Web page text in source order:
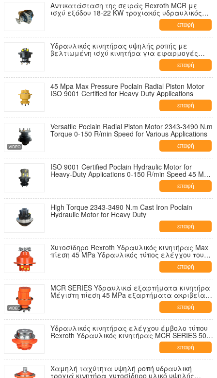
Αντικατάσταση της σειράς Rexroth MCR με
ισχύ εξόδου 18-22 KW τροχιακός υδραυλικός
κινητήρας σε ισχύ υδραυλικού κινητήραεπαφή
Υδραυλικός κινητήρας υψηλής ροπής με
βελτιωμένη ισχύ κινητήρα για εφαρμογές
επαφή
45 Mpa Max Pressure Poclain Radial Piston Motor
ISO 9001 Certified for Heavy Duty Applications
επαφή
Versatile Poclain Radial Piston Motor 2343-3490 N.m
Torque 0-150 R/min Speed for Various Applications
επαφή
ISO 9001 Certified Poclain Hydraulic Motor for
Heavy-Duty Applications 0-150 R/min Speed 45 Mpa
επαφή
High Torque 2343-3490 N.m Cast Iron Poclain
Hydraulic Motor for Heavy Duty
επαφή
Χυτοσίδηρο Rexroth Υδραυλικός κινητήρας Max
πίεση 45 MPa Υδραυλικός τύπος ελέγχου του
έμβολο Robust Performance Υδραυλικάεπαφή
MCR SERIES Υδραυλικά εξαρτήματα κινητήρα
Μέγιστη πίεση 45 MPa εξαρτήματα ακριβείας
σχεδιασμένα για απόδοση και μακροζωία
επαφή
Υδραυλικός κινητήρας ελέγχου έμβολο τύπου
Rexroth Υδραυλικός κινητήρας MCR SERIES 50
Υδραυλικός κινητήρας βελτιστοποιημένος για
λειτουργίες εξοικονόμησης ενέργειαςεπαφή
Χαμηλή ταχύτητα υψηλή ροπή υδραυλική
τροχιά κινητήρα χυτοσίδηρο υλικό υψηλής